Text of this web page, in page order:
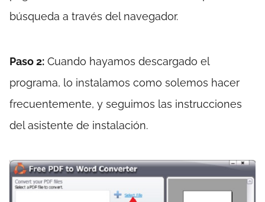
búsqueda a través del navegador.
Paso 2: Cuando hayamos descargado el
programa, lo instalamos como solemos hacer
frecuentemente, y seguimos las instrucciones
del asistente de instalación.